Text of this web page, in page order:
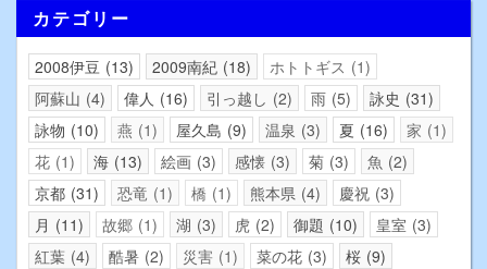
カテゴリー
2008伊豆 13 2009南紀 18 ホトトギス
1
阿蘇山 4 偉人 16 引っ越し 2 雨 5 詠史 31
詠物 10 燕 1 屋久島 9 温泉 3 夏 16 家 1
花 1 海 13 絵画 3 感懐 3 菊 3 魚 2
京都 31 恐竜 1 橋 1 熊本県 4 慶祝 3
月
11 故郷 1 湖 3 虎 2 御題 10 皇室 3
紅葉 4 酷暑 2 災害 1 菜の花 3 桜 9